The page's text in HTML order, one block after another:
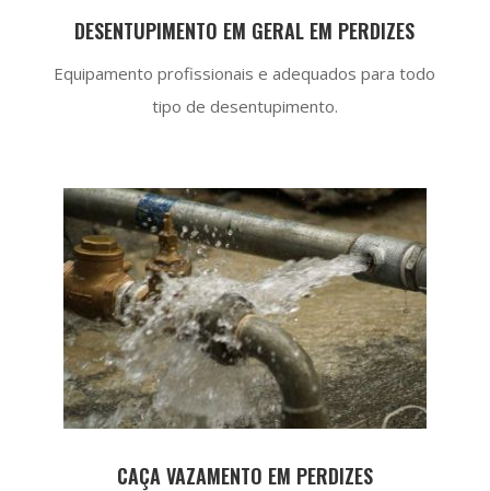
DESENTUPIMENTO EM GERAL EM PERDIZES
Equipamento profissionais e adequados para todo
tipo de desentupimento.
CAÇA VAZAMENTO EM PERDIZES